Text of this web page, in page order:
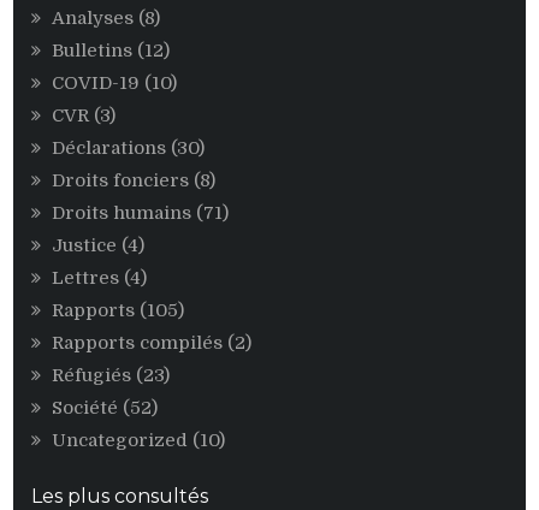
Analyses (8)
Bulletins (12)
COVID-19 (10)
CVR(3)
Déclarations (30)
Droits fonciers (8)
Droits humains (71)
Justice (4)
Lettres (4)
Rapports (105)
Rapports compilés (2)
Réfugiés (23)
Société (52)
Uncategorized (10)
Les plus consultés